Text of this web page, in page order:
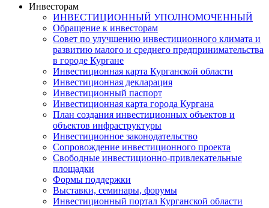
Инвесторам
ИНВЕСТИЦИОННЫЙ УПОЛНОМОЧЕННЫЙ
Обращение к инвесторам
Совет по улучшению инвестиционного климата и
развитию малого и среднего предпринимательства
в городе Кургане
Инвестиционная карта Курганской области
Инвестиционная декларация
Инвестиционный паспорт
Инвестиционная карта города Кургана
План создания инвестиционных объектов и
объектов инфраструктуры
Инвестиционное законодательство
Сопровождение инвестиционного проекта
Свободные инвестиционно-привлекательные
площадки
Формы поддержки
Выставки, семинары, форумы
Инвестиционный портал Курганской области